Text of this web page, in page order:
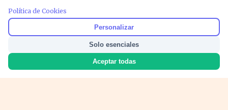
Noticias y análisis de economía, mercados,
inversión y política. Información actualizada
para entender lo que mueve tu dinero y tu
país.
Política de Cookies
Personalizar
Solo esenciales
Aceptar todas